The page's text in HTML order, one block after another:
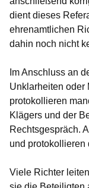
dient dieses
ehrenamtlichen
dahin noch nicht
Im Anschluss an
Unklarheiten oder
protokollieren
Klägers und der
Rechtsgespräch.
und protokollieren
Viele Richter